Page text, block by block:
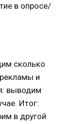
в опросе/
сколько
и
выводим
Итог:
в другой